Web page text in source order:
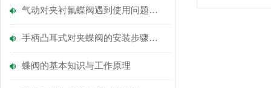
气动对夹衬氟蝶阀遇到使用问题该如何解决
手柄凸耳式对夹蝶阀的安装步骤说明
蝶阀的基本知识与工作原理